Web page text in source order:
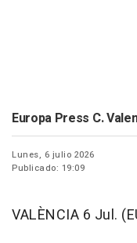
Europa Press C.
Lunes, 6 julio 2026
Publicado: 19:09
VALÈNCIA 6 Jul.